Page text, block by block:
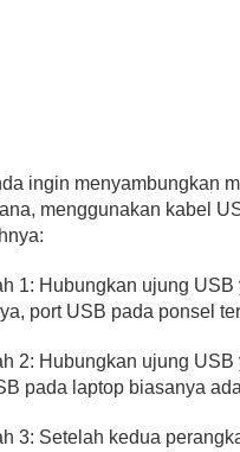
ingin menyambungkan
menggunakan kabel
1: Hubungkan ujung
port USB pada ponsel
2: Hubungkan ujung
pada laptop biasanya
3: Setelah kedua